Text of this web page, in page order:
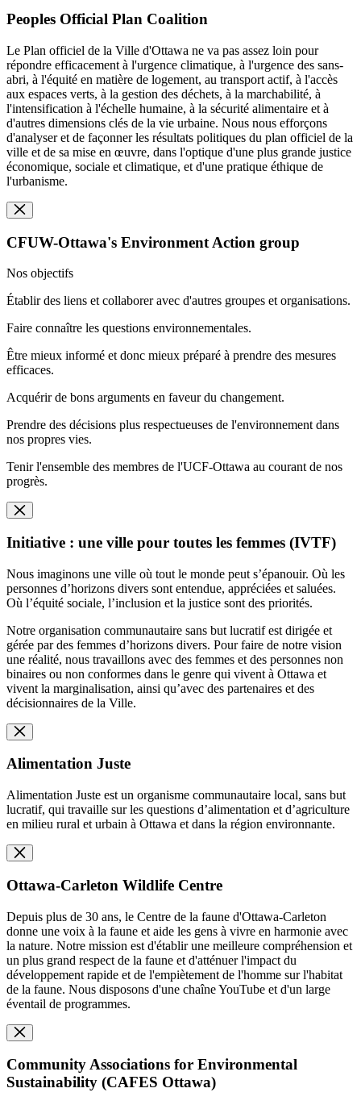
Peoples Official Plan Coalition
Le Plan officiel de la Ville d'Ottawa ne va pas assez loin pour
répondre efficacement à l'urgence climatique, à l'urgence des sans-
abri, à l'équité en matière de logement, au transport actif, à l'accès
aux espaces verts, à la gestion des déchets, à la marchabilité, à
l'intensification à l'échelle humaine, à la sécurité alimentaire et à
d'autres dimensions clés de la vie urbaine. Nous nous efforçons
d'analyser et de façonner les résultats politiques du plan officiel de la
ville et de sa mise en œuvre, dans l'optique d'une plus grande justice
économique, sociale et climatique, et d'une pratique éthique de
l'urbanisme.
CFUW-Ottawa's Environment Action group
Nos objectifs
Établir des liens et collaborer avec d'autres groupes et organisations.
Faire connaître les questions environnementales.
Être mieux informé et donc mieux préparé à prendre des mesures
efficaces.
Acquérir de bons arguments en faveur du changement.
Prendre des décisions plus respectueuses de l'environnement dans
nos propres vies.
Tenir l'ensemble des membres de l'UCF-Ottawa au courant de nos
progrès.
Initiative : une ville pour toutes les femmes (IVTF)
Nous imaginons une ville où tout le monde peut s’épanouir. Où les
personnes d’horizons divers sont entendue, appréciées et saluées.
Où l’équité sociale, l’inclusion et la justice sont des priorités.
Notre organisation communautaire sans but lucratif est dirigée et
gérée par des femmes d’horizons divers. Pour faire de notre vision
une réalité, nous travaillons avec des femmes et des personnes non
binaires ou non conformes dans le genre qui vivent à Ottawa et
vivent la marginalisation, ainsi qu’avec des partenaires et des
décisionnaires de la Ville.
Alimentation Juste
Alimentation Juste est un organisme communautaire local, sans but
lucratif, qui travaille sur les questions d’alimentation et d’agriculture
en milieu rural et urbain à Ottawa et dans la région environnante.
Ottawa-Carleton Wildlife Centre
Depuis plus de 30 ans, le Centre de la faune d'Ottawa-Carleton
donne une voix à la faune et aide les gens à vivre en harmonie avec
la nature. Notre mission est d'établir une meilleure compréhension et
un plus grand respect de la faune et d'atténuer l'impact du
développement rapide et de l'empiètement de l'homme sur l'habitat
de la faune. Nous disposons d'une chaîne YouTube et d'un large
éventail de programmes.
Community Associations for Environmental
Sustainability (CAFES Ottawa)